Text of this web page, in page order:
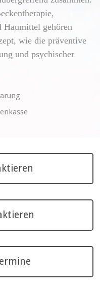
Haumittel gehören
wie die präventive
und psychischer